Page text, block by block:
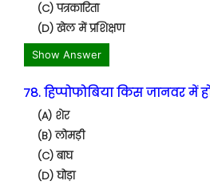
(C) पत्रकारिता
(D) खेल में प्रशिक्षण
Show Answer
78. हिप्पोफोबिया किस जानवर में
(A) शेर
(B) लोमड़ी
(C) बाघ
(D) घोड़ा